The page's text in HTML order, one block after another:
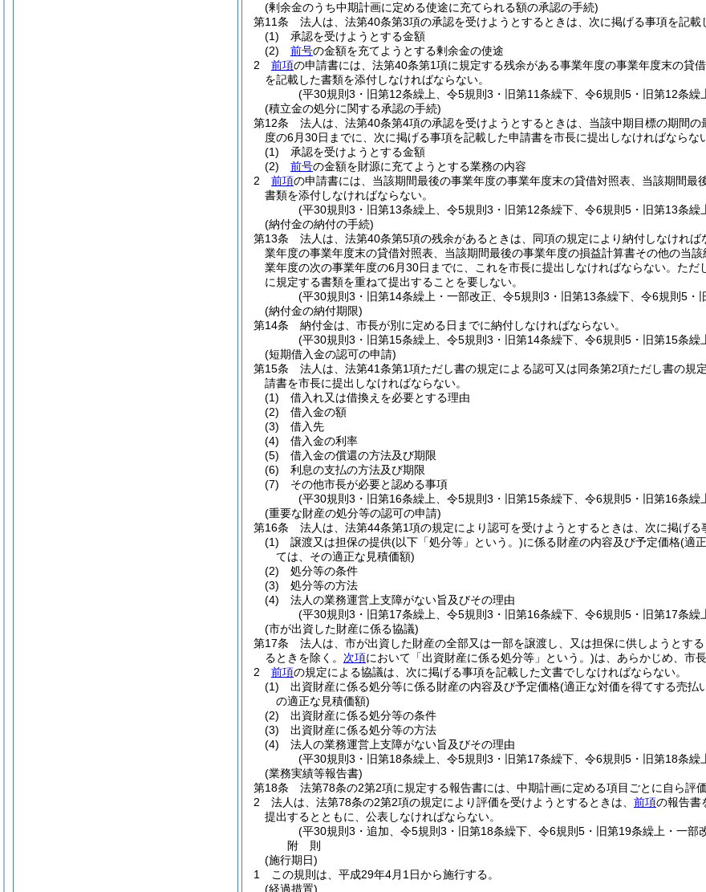
(剰余金のうち中期計画に定める使途に充てられる額の承認の手続)
第11条
法人は、法第40条第3項の承認を受けようとするときは、次に掲げる事項を記載
(1)
承認を受けようとする金額
(2)
前号の金額を充てようとする剰余金の使途
2
前項の申請書には、法第40条第1項に規定する残余がある事業年度の事業年度末の貸
を記載した書類を添付しなければならない。
(平30規則3・旧第12条繰上、令5規則3・旧第11条繰下、令6規則5・旧第12条繰
(積立金の処分に関する承認の手続)
第12条
法人は、法第40条第4項の承認を受けようとするときは、当該中期目標の期間の
度の6月30日までに、次に掲げる事項を記載した申請書を市長に提出しなければならな
(1)
承認を受けようとする金額
(2)
前号の金額を財源に充てようとする業務の内容
2
前項の申請書には、当該期間最後の事業年度の事業年度末の貸借対照表、当該期間
書類を添付しなければならない。
(平30規則3・旧第13条繰上、令5規則3・旧第12条繰下、令6規則5・旧第13条繰
(納付金の納付の手続)
第13条
法人は、法第40条第5項の残余があるときは、同項の規定により納付しなければ
業年度の事業年度末の貸借対照表、当該期間最後の事業年度の損益計算書その他の当
業年度の次の事業年度の6月30日までに、これを市長に提出しなければならない。 ただ
に規定する書類を重ねて提出することを要しない。
(平30規則3・旧第14条繰上・一部改正、令5規則3・旧第13条繰下、令6規則5・
(納付金の納付期限)
第14条
納付金は、市長が別に定める日までに納付しなければならない。
(平30規則3・旧第15条繰上、令5規則3・旧第14条繰下、令6規則5・旧第15条繰
(短期借入金の認可の申請)
第15条
法人は、法第41条第1項ただし書の規定による認可又は同条第2項ただし書の規
請書を市長に提出しなければならない。
(1)
借入れ又は借換えを必要とする理由
(2)
借入金の額
(3)
借入先
(4)
借入金の利率
(5)
借入金の償還の方法及び期限
(6)
利息の支払の方法及び期限
(7)
その他市長が必要と認める事項
(平30規則3・旧第16条繰上、令5規則3・旧第15条繰下、令6規則5・旧第16条繰
(重要な財産の処分等の認可の申請)
第16条
法人は、法第44条第1項の規定により認可を受けようとするときは、次に掲げ
(1)
譲渡又は担保の提供(以下「処分等」という。)に係る財産の内容及び予定価格(適
ては、その適正な見積価額)
(2)
処分等の条件
(3)
処分等の方法
(4)
法人の業務運営上支障がない旨及びその理由
(平30規則3・旧第17条繰上、令5規則3・旧第16条繰下、令6規則5・旧第17条繰
(市が出資した財産に係る協議)
第17条
法人は、市が出資した財産の全部又は一部を譲渡し、又は担保に供しようとする
るときを除く。 次項において「出資財産に係る処分等」という。)は、あらかじめ、市
2
前項の規定による協議は、次に掲げる事項を記載した文書でしなければならない。
(1)
出資財産に係る処分等に係る財産の内容及び予定価格(適正な対価を得てする売払
の適正な見積価額)
(2)
出資財産に係る処分等の条件
(3)
出資財産に係る処分等の方法
(4)
法人の業務運営上支障がない旨及びその理由
(平30規則3・旧第18条繰上、令5規則3・旧第17条繰下、令6規則5・旧第18条繰
(業務実績等報告書)
第18条
法第78条の2第2項に規定する報告書には、中期計画に定める項目ごとに自ら評
2
法人は、法第78条の2第2項の規定により評価を受けようとするときは、 前項の報告書
提出するとともに、公表しなければならない。
(平30規則3・追加、令5規則3・旧第18条繰下、令6規則5・旧第19条繰上・一部
附 則
(施行期日)
1
この規則は、平成29年4月1日から施行する。
(経過措置)